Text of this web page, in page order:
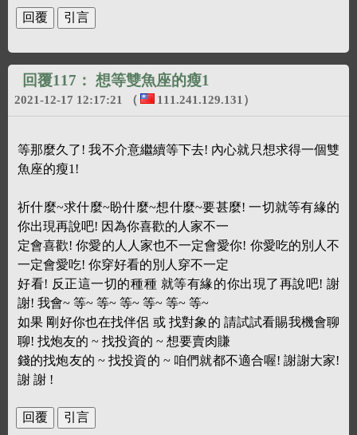
回覆117： 想等雙魚座的瘦1
2021-12-17 12:17:21 （ 111.241.129.131 ）
等那麼久了! 我不介意繼續等下去! 內心就只想求得一個雙
魚座的瘦1!
祈什麼~求什麼~盼什麼~想什麼~要甚麼! 一切就等有緣的
你出現再說吧! 因為你喜歡的人家不一
定會喜歡! 你愛的人人家也不一定會愛你! 你愛吃的別人不
一定會愛吃! 你穿好看的別人穿不一定
好看! 反正這一切的種種 就等有緣的你出現了再說吧! 謝
謝! 我會~ 等~ 等~ 等~ 等~ 等~ 等~
如果 剛好你也在找伴侶 或 找對象的 請試試看賜我機會聊
聊! 找炮友的 ~ 找投資的 ~ 想要賣肉賺
錢的找炮友的 ~ 找投資的 ~ 咱們就都不適合喔! 謝謝大家!
謝 謝 !